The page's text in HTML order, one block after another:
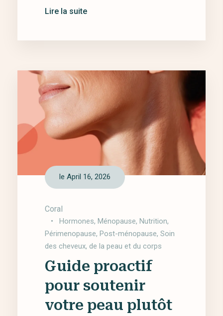
Lire la suite
le April 16, 2026
Coral
• Hormones, Ménopause, Nutrition,
Périmenopause, Post-ménopause, Soin
des cheveux, de la peau et du corps
Guide proactif
pour soutenir
votre peau plutôt